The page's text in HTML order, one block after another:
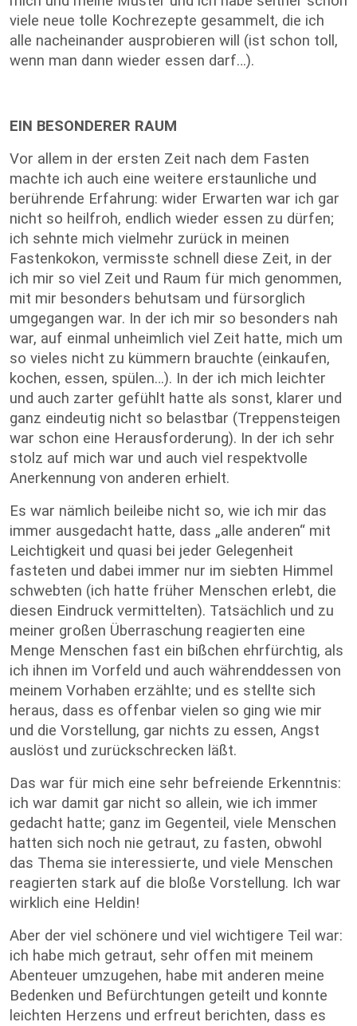
viele neue tolle Kochrezepte gesammelt, die ich
alle nacheinander ausprobieren will (ist schon toll,
wenn man dann wieder essen darf…).
EIN BESONDERER RAUM
Vor allem in der ersten Zeit nach dem Fasten
machte ich auch eine weitere erstaunliche und
berührende Erfahrung: wider Erwarten war ich gar
nicht so heilfroh, endlich wieder essen zu dürfen;
ich sehnte mich vielmehr zurück in meinen
Fastenkokon, vermisste schnell diese Zeit, in der
ich mir so viel Zeit und Raum für mich genommen,
mit mir besonders behutsam und fürsorglich
umgegangen war. In der ich mir so besonders nah
war, auf einmal unheimlich viel Zeit hatte, mich um
so vieles nicht zu kümmern brauchte (einkaufen,
kochen, essen, spülen…). In der ich mich leichter
und auch zarter gefühlt hatte als sonst, klarer und
ganz eindeutig nicht so belastbar (Treppensteigen
war schon eine Herausforderung). In der ich sehr
stolz auf mich war und auch viel respektvolle
Anerkennung von anderen erhielt.
Es war nämlich beileibe nicht so, wie ich mir das
immer ausgedacht hatte, dass „alle anderen“ mit
Leichtigkeit und quasi bei jeder Gelegenheit
fasteten und dabei immer nur im siebten Himmel
schwebten (ich hatte früher Menschen erlebt, die
diesen Eindruck vermittelten). Tatsächlich und zu
meiner großen Überraschung reagierten eine
Menge Menschen fast ein bißchen ehrfürchtig, als
ich ihnen im Vorfeld und auch währenddessen von
meinem Vorhaben erzählte; und es stellte sich
heraus, dass es offenbar vielen so ging wie mir
und die Vorstellung, gar nichts zu essen, Angst
auslöst und zurückschrecken läßt.
Das war für mich eine sehr befreiende Erkenntnis:
ich war damit gar nicht so allein, wie ich immer
gedacht hatte; ganz im Gegenteil, viele Menschen
hatten sich noch nie getraut, zu fasten, obwohl
das Thema sie interessierte, und viele Menschen
reagierten stark auf die bloße Vorstellung. Ich war
wirklich eine Heldin!
Aber der viel schönere und viel wichtigere Teil war:
ich habe mich getraut, sehr offen mit meinem
Abenteuer umzugehen, habe mit anderen meine
Bedenken und Befürchtungen geteilt und konnte
leichten Herzens und erfreut berichten, dass es